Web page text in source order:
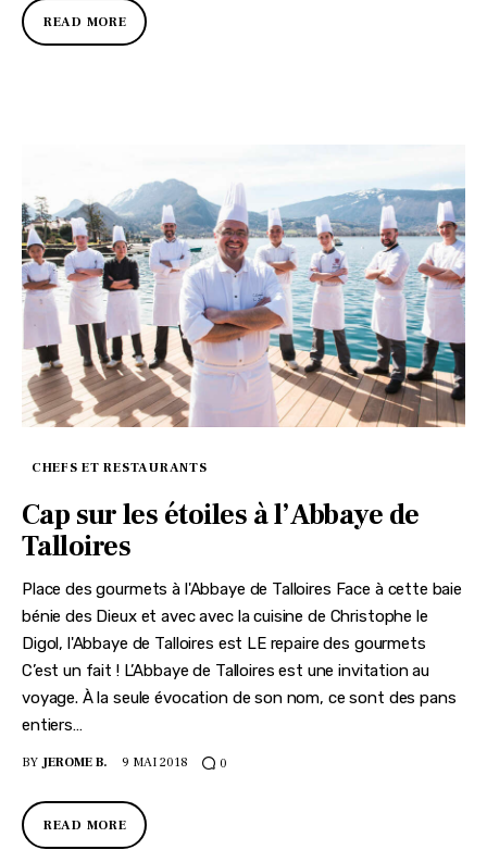
READ MORE
CHEFS ET RESTAURANTS
Cap sur les étoiles à l’Abbaye de
Talloires
Place des gourmets à l'Abbaye de Talloires Face à cette baie
bénie des Dieux et avec avec la cuisine de Christophe le
Digol, l'Abbaye de Talloires est LE repaire des gourmets
C’est un fait ! L’Abbaye de Talloires est une invitation au
voyage. À la seule évocation de son nom, ce sont des pans
entiers…
BY JEROME B. 9 MAI 2018 0
READ MORE